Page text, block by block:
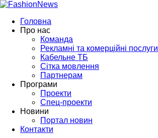
Головна
Про нас
Команда
Рекламні та комерційні послуги
Кабельне ТБ
Сітка мовлення
Партнерам
Програми
Проекти
Спец-проекти
Новини
Портал новин
Контакти